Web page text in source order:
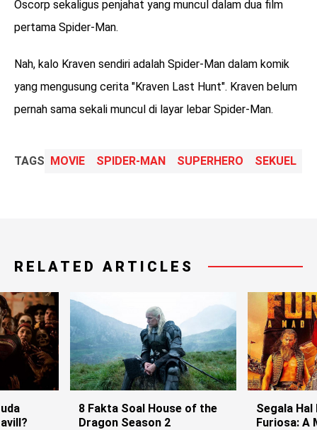
Oscorp sekaligus penjahat yang muncul dalam dua film
pertama Spider-Man.
Nah, kalo Kraven sendiri adalah Spider-Man dalam komik
yang mengusung cerita "Kraven Last Hunt". Kraven belum
pernah sama sekali muncul di layar lebar Spider-Man.
TAGS MOVIE SPIDER-MAN SUPERHERO SEKUEL
RELATED ARTICLES
8 Fakta Soal House of the
Dragon Season 2
Segala Hal
Furiosa: A